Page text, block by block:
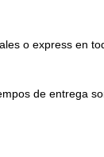
o express en
de entrega